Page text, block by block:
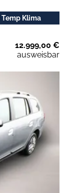
Temp Klima
12.999,00 €
ausweisbar